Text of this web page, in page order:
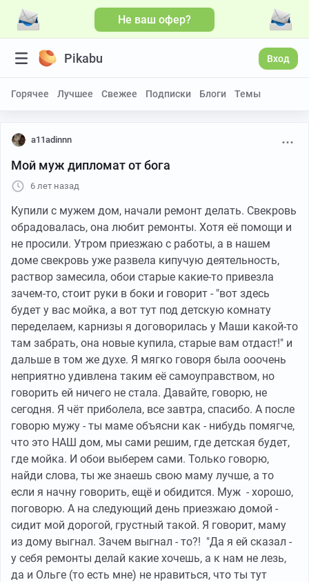
Не ваш офер?
Pikabu Вход
Горячее Лучшее Свежее Подписки Блоги Темы
a11adinnn
Мой муж дипломат от бога
6 лет назад
Купили с мужем дом, начали ремонт делать. Свекровь
обрадовалась, она любит ремонты. Хотя её помощи и
не просили. Утром приезжаю с работы, а в нашем
доме свекровь уже развела кипучую деятельность,
раствор замесила, обои старые какие-то привезла
зачем-то, стоит руки в боки и говорит - "вот здесь
будет у вас мойка, а вот тут под детскую комнату
переделаем, карнизы я договорилась у Маши какой-то
там забрать, она новые купила, старые вам отдаст!" и
дальше в том же духе. Я мягко говоря была ооочень
неприятно удивлена таким её самоуправством, но
говорить ей ничего не стала. Давайте, говорю, не
сегодня. Я чёт приболела, все завтра, спасибо. А после
говорю мужу - ты маме объясни как - нибудь помягче,
что это НАШ дом, мы сами решим, где детская будет,
где мойка. И обои выберем сами. Только говорю,
найди слова, ты же знаешь свою маму лучше, а то
если я начну говорить, ещё и обидится. Муж - хорошо,
поговорю. А на следующий день приезжаю домой -
сидит мой дорогой, грустный такой. Я говорит, маму
из дому выгнал. Зачем выгнал - то?! "Да я ей сказал -
у себя ремонты делай какие хочешь, а к нам не лезь,
да и Ольге (то есть мне) не нравиться, что ты тут